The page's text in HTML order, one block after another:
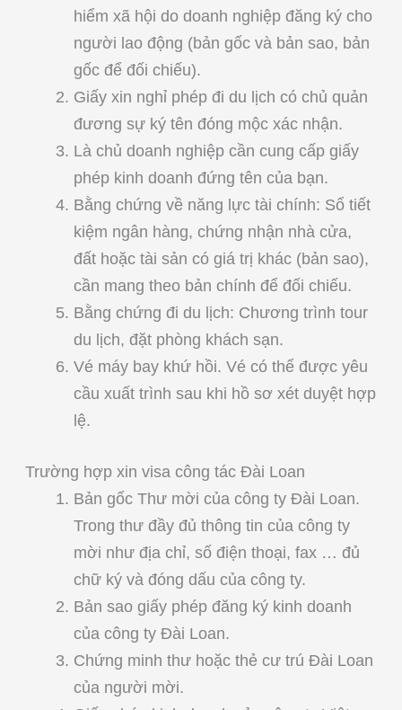
hiểm xã hội do doanh nghiệp đăng ký cho
người lao động (bản gốc và bản sao, bản
gốc để đối chiếu).
Giấy xin nghỉ phép đi du lịch có chủ quản
đương sự ký tên đóng mộc xác nhận.
Là chủ doanh nghiệp cần cung cấp giấy
phép kinh doanh đứng tên của bạn.
Bằng chứng về năng lực tài chính: Sổ tiết
kiệm ngân hàng, chứng nhận nhà cửa,
đất hoặc tài sản có giá trị khác (bản sao),
cần mang theo bản chính để đối chiếu.
Bằng chứng đi du lịch: Chương trình tour
du lịch, đặt phòng khách sạn.
Vé máy bay khứ hồi. Vé có thể được yêu
cầu xuất trình sau khi hồ sơ xét duyệt hợp
lệ.
Trường hợp xin visa công tác Đài Loan
Bản gốc Thư mời của công ty Đài Loan.
Trong thư đầy đủ thông tin của công ty
mời như địa chỉ, số điện thoại, fax … đủ
chữ ký và đóng dấu của công ty.
Bản sao giấy phép đăng ký kinh doanh
của công ty Đài Loan.
Chứng minh thư hoặc thẻ cư trú Đài Loan
của người mời.